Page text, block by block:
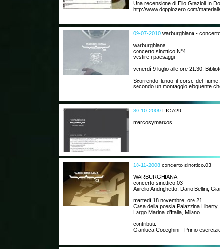
Una recensione di Elio Grazioli In
http://www.doppiozero.com/
09-07-2010 warburghiana -
warburghiana
concerto sinottico N°4
vestire i paesaggi
venerdì 9 luglio alle ore 21.30,
Scorrendo lungo il corso del
secondo un montaggio eloquente
30-10-2009 RIGA29
marcosymarcos
18-11-2008 concerto sinottico.03
WARBURGHIANA
concerto sinottico.03
Aurelio Andrighetto, Dario Bellini,
martedì 18 novembre, ore 21
Casa della poesia Palazzina Liberty,
Largo Marinai d’Italia, Milano.
contributi:
Gianluca Codeghini - Primo